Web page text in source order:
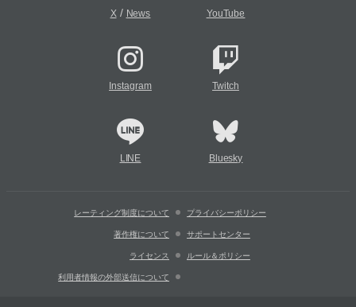
X/ News YouTube
Instagram Twitch
LINE Bluesky
レーティング制度について プライバシーポリシー
著作権について サポートセンター
ライセンス ルール＆ポリシー
利用者情報の外部送信について